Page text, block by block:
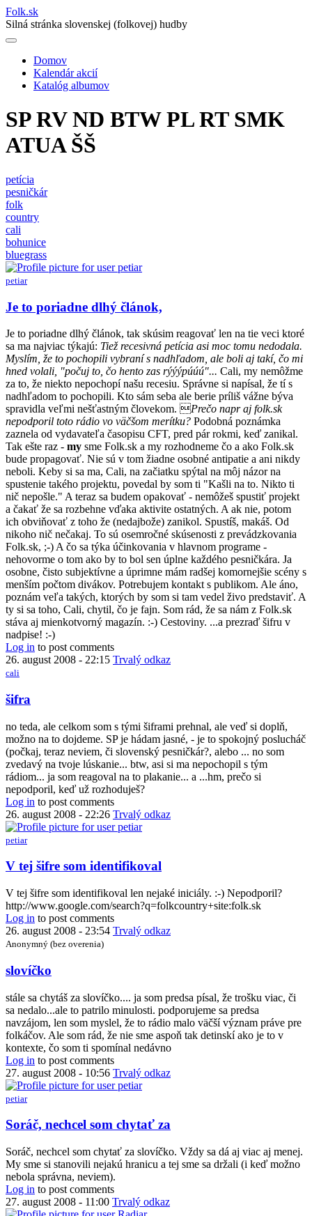
Folk.sk
Silná stránka slovenskej (folkovej) hudby
Main
navigation
Domov
Kalendár akcií
Katalóg albumov
SP RV ND BTW PL RT SMK
ATUA ŠŠ
petícia
pesničkár
folk
country
cali
bohunice
bluegrass
petiar
Je to poriadne dlhý článok,
Je to poriadne dlhý článok, tak skúsim reagovať len na tie veci ktoré
sa ma najviac týkajú: Tiež recesivná petícia asi moc tomu nedodala.
Myslím, že to pochopili vybraní s nadhľadom, ale boli aj takí, čo mi
hned volali, "počuj to, čo hento zas rýýýpúúú"... Cali, my nemôžme
za to, že niekto nepochopí našu recesiu. Správne si napísal, že tí s
nadhľadom to pochopili. Kto sám seba ale berie príliš vážne býva
spravidla veľmi nešťastným človekom. Prečo napr aj folk.sk
nepodporil toto rádio vo väčšom merítku? Podobná poznámka
zaznela od vydavateľa časopisu CFT, pred pár rokmi, keď zanikal.
Tak ešte raz - my sme Folk.sk a my rozhodneme čo a ako Folk.sk
bude propagovať. Nie sú v tom žiadne osobné antipatie a ani nikdy
neboli. Keby si sa ma, Cali, na začiatku spýtal na môj názor na
spustenie takého projektu, povedal by som ti "Kašli na to. Nikto ti
nič nepošle." A teraz sa budem opakovať - nemôžeš spustiť projekt
a čakať že sa rozbehne vďaka aktivite ostatných. A ak nie, potom
ich obviňovať z toho že (nedajbože) zanikol. Spustíš, makáš. Od
nikoho nič nečakaj. To sú osemročné skúsenosti z prevádzkovania
Folk.sk, ;-) A čo sa týka účinkovania v hlavnom programe -
nehovorme o tom ako by to bol sen úplne každého pesničkára. Ja
osobne, čisto subjektívne a úprimne mám radšej komornejšie scény s
menším počtom divákov. Potrebujem kontakt s publikom. Ale áno,
poznám veľa takých, ktorých by som si tam vedel živo predstaviť. A
ty si sa toho, Cali, chytil, čo je fajn. Som rád, že sa nám z Folk.sk
stáva aj mienkotvorný magazín. :-) Cestoviny. ...a prezraď šifru v
nadpise! :-)
Log in to post comments
26. august 2008 - 22:15 Trvalý odkaz
cali
In
reply
Je
to
poriadne
dlhý
článok,
by
petiar
šifra
no teda, ale celkom som s tými šiframi prehnal, ale veď si doplň,
možno na to dojdeme. SP je hádam jasné, - je to spokojný poslucháč
(počkaj, teraz neviem, či slovenský pesničkár?, alebo ... no som
zvedavý na tvoje lúskanie... btw, asi si ma nepochopil s tým
rádiom... ja som reagoval na to plakanie... a ...hm, prečo si
nepodporil, keď už rozhoduješ?
Log in to post comments
26. august 2008 - 22:26 Trvalý odkaz
petiar
In
reply
to
šifra
by
cali
V tej šifre som identifikoval
V tej šifre som identifikoval len nejaké iniciály. :-) Nepodporil?
http://www.google.com/search?q=folkcountry+site:folk.sk
Log in to post comments
26. august 2008 - 23:54 Trvalý odkaz
Anonymný (bez overenia)
In
reply
to
V
tej
šifre
som
identifikoval
by
petiar
slovíčko
stále sa chytáš za slovíčko.... ja som predsa písal, že trošku viac, či
sa nedalo...ale to patrilo minulosti. podporujeme sa predsa
navzájom, len som myslel, že to rádio malo väčší význam práve pre
folkáčov. Ale som rád, že nie sme aspoň tak detinskí ako je to v
kontexte, čo som ti spomínal nedávno
Log in to post comments
27. august 2008 - 10:56 Trvalý odkaz
petiar
In
reply
to
slovíčko
by
Anonymný
(bez
overenia)
Soráč, nechcel som chytať za
Soráč, nechcel som chytať za slovíčko. Vždy sa dá aj viac aj menej.
My sme si stanovili nejakú hranicu a tej sme sa držali (i keď možno
nebola správna, neviem).
Log in to post comments
27. august 2008 - 11:00 Trvalý odkaz